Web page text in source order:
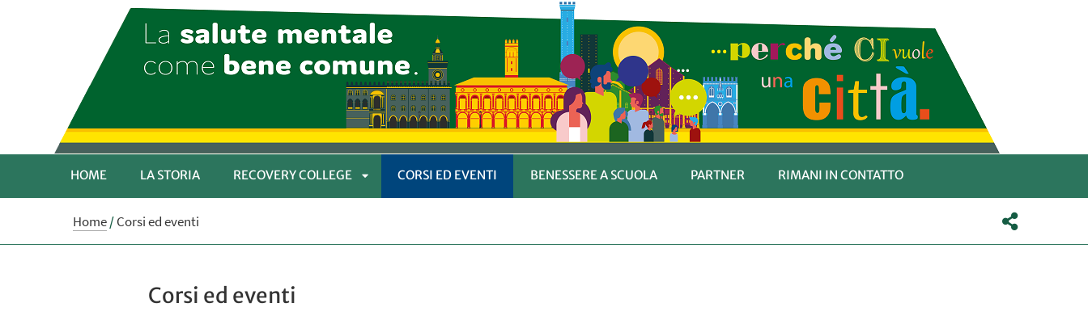
HOME LA STORIA RECOVERY COLLEGE CORSI ED EVENTI BENESSERE A SCUOLA PARTNER RIMANI IN CONTATTO
Home/Corsi ed eventi
Corsi ed eventi